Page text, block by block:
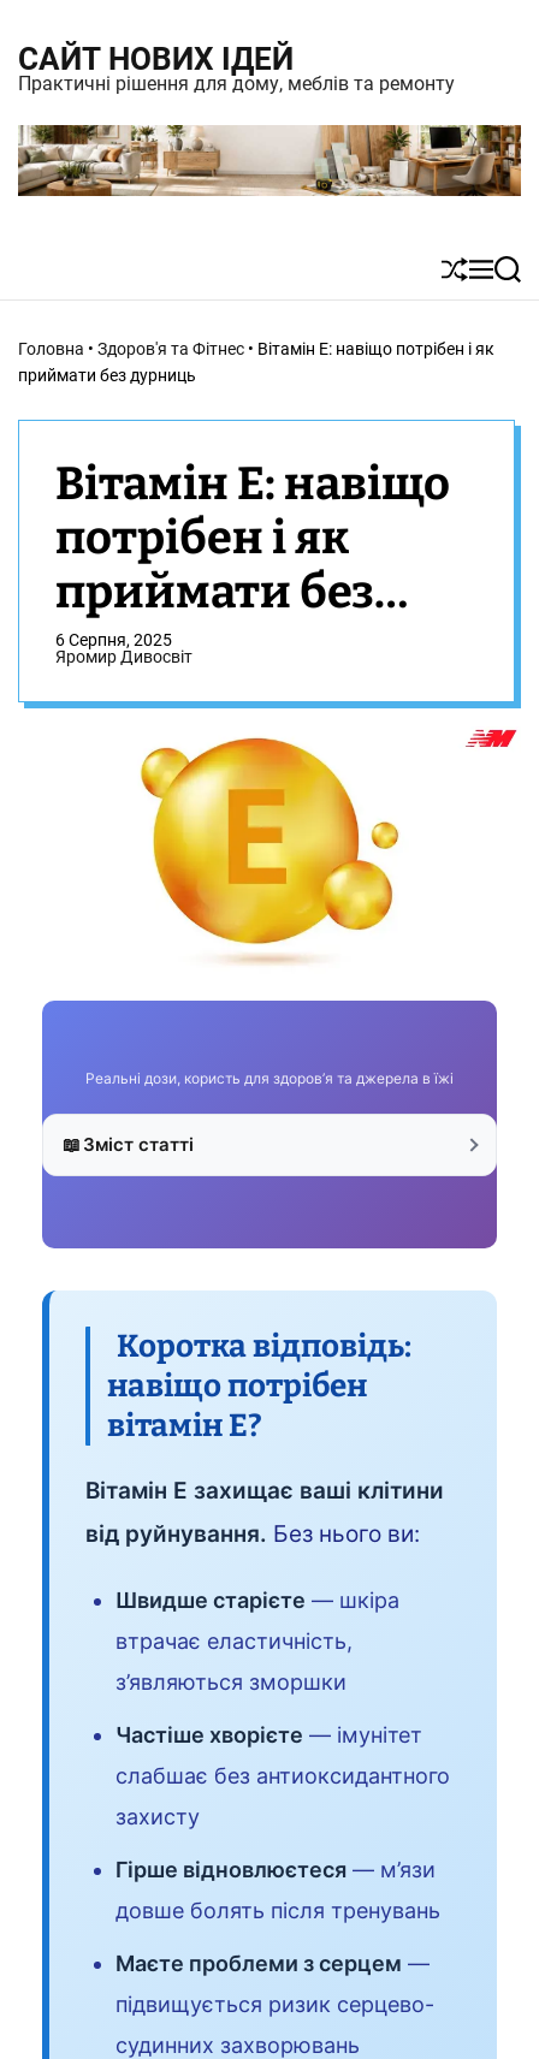
САЙТ НОВИХ ІДЕЙ
Практичні рішення для дому, меблів та ремонту
S
u
M
n
S
Головна • Здоров'я та Фітнес • Вітамін Е: навіщо потрібен і як
приймати без дурниць
Вітамін Е: навіщо
потрібен і як
приймати без
дурниць
6 Серпня, 2025
Яромир Дивосвіт
Реальні дози, користь для здоров’я та джерела в їжі
📖 Зміст статті
Коротка відповідь:
навіщо потрібен
вітамін Е?
Вітамін Е захищає ваші клітини
від руйнування. Без нього ви:
Швидше старієте — шкіра
втрачає еластичність,
з’являються зморшки
Частіше хворієте — імунітет
слабшає без антиоксидантного
захисту
Гірше відновлюєтеся — м’язи
довше болять після тренувань
Маєте проблеми з серцем —
підвищується ризик серцево-
судинних захворювань